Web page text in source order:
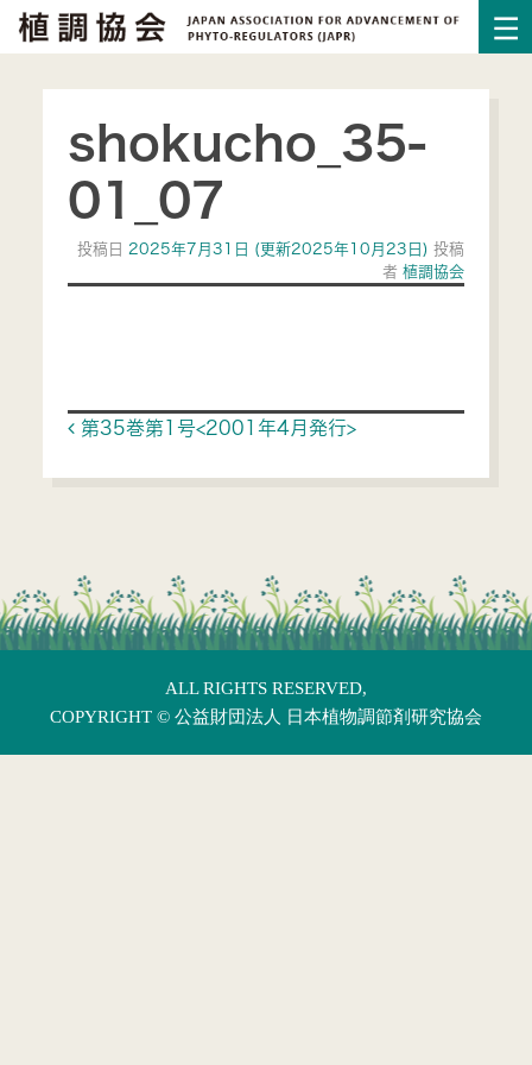
shokucho_35-
01_07
投稿日 2025年7月31日 (更新2025年10月23日)投稿
者 植調協会
Post navigation
第35巻第1号<2001年4月発行>
ALL RIGHTS RESERVED,
COPYRIGHT © 公益財団法人 日本植物調節剤研究協会